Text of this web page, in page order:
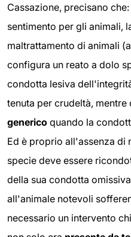
Cassazione, precisano
sentimento per gli animali,
maltrattamento di animali
configura un reato a dolo
condotta lesiva
tenuta per crudeltà, mentre
generico quando la
Ed è proprio all'assenza di
specie deve essere
della sua condotta
all'animale notevoli
necessario un intervento